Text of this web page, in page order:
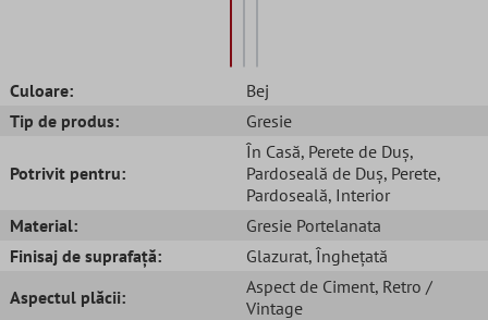
Culoare:
Bej
Tip de produs:
Gresie
Potrivit pentru:
În Casă, Perete de Duș,
Pardoseală de Duș, Perete,
Pardoseală, Interior
Material:
Gresie Portelanata
Finisaj de suprafață:
Glazurat, Înghețată
Aspectul plăcii:
Aspect de Ciment, Retro /
Vintage